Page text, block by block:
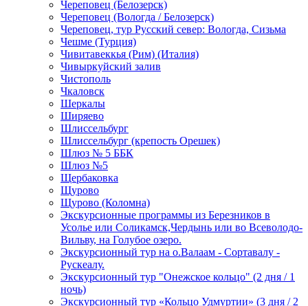
Череповец (Белозерск)
Череповец (Вологда / Белозерск)
Череповец, тур Русский север: Вологда, Сизьма
Чешме (Турция)
Чивитавеккья (Рим) (Италия)
Чивыркуйский залив
Чистополь
Чкаловск
Шеркалы
Ширяево
Шлиссельбург
Шлиссельбург (крепость Орешек)
Шлюз № 5 ББК
Шлюз №5
Щербаковка
Щурово
Щурово (Коломна)
Экскурсионные программы из Березников в
Усолье или Соликамск,Чердынь или во Всеволодо-
Вильву, на Голубое озеро.
Экскурсионный тур на о.Валаам - Сортавалу -
Рускеалу.
Экскурсионный тур "Онежское кольцо" (2 дня / 1
ночь)
Экскурсионный тур «Кольцо Удмуртии» (3 дня / 2